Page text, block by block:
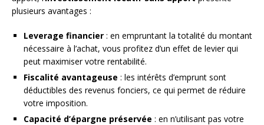
plusieurs avantages :
Leverage financier : en empruntant la totalité du montant
nécessaire à l’achat, vous profitez d’un effet de levier qui
peut maximiser votre rentabilité.
Fiscalité avantageuse : les intérêts d’emprunt sont
déductibles des revenus fonciers, ce qui permet de réduire
votre imposition.
Capacité d’épargne préservée : en n’utilisant pas votre